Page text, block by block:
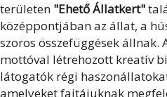
területen "Ehető Állatkert"
középpontjában az állat, a
szoros összefüggések állnak.
mottóval létrehozott kreatív
látogatók régi
amelyeket fajtájuknak